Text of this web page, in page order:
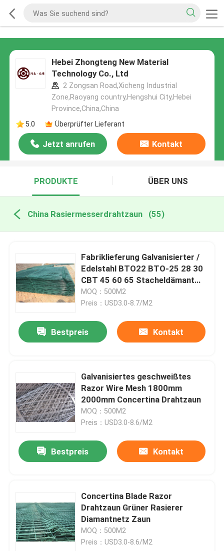
Hebei Zhongteng New Material
Technology Co., Ltd
2 Zongsan Road,Xicheng Industrial
Zone,Raoyang country,Hengshui City,Hebei
Province,China,China
5.0
Überprüfter Lieferant
Jetzt anrufen Kontakt
PRODUKTE ÜBER UNS
China Rasiermesserdrahtzaun (55)
Fabriklieferung Galvanisierter /
Edelstahl BTO22 BTO-25 28 30
CBT 45 60 65 Stacheldämant
Schweißrahtzaun
MOQ：500M2
Preis：USD3.0-8.7/M2
Bestpreis Kontakt
Galvanisiertes geschweißtes
Razor Wire Mesh 1800mm
2000mm Concertina Drahtzaun
MOQ：500M2
Preis：USD3.0-8.6/M2
Bestpreis Kontakt
Concertina Blade Razor
Drahtzaun Grüner Rasierer
Diamantnetz Zaun
MOQ：500M2
Preis：USD3.0-8.6/M2